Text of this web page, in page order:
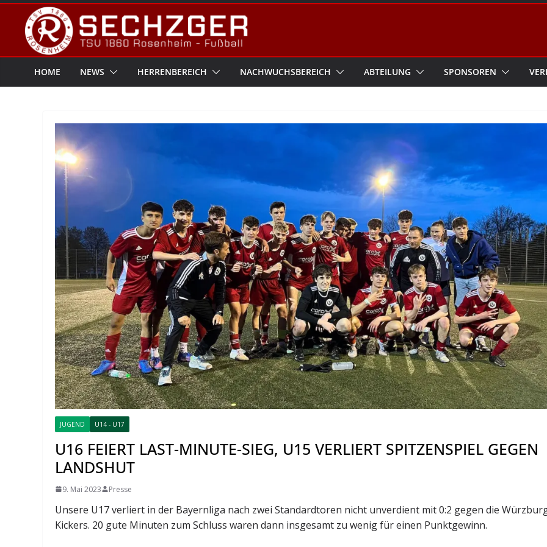
Zum
Inhalt
springen
HOME NEWS HERRENBEREICH NACHWUCHSBEREICH ABTEILUNG SPONSOREN
JUGEND U14 - U17
U16 FEIERT LAST-MINUTE-SIEG, U15 VERLIERT SPITZENSPIEL GEGEN
LANDSHUT
9. Mai 2023 Presse
Unsere U17 verliert in der Bayernliga nach zwei Standardtoren nicht unverdient mit 0:2 gegen die
Kickers. 20 gute Minuten zum Schluss waren dann insgesamt zu wenig für einen Punktgewinn.